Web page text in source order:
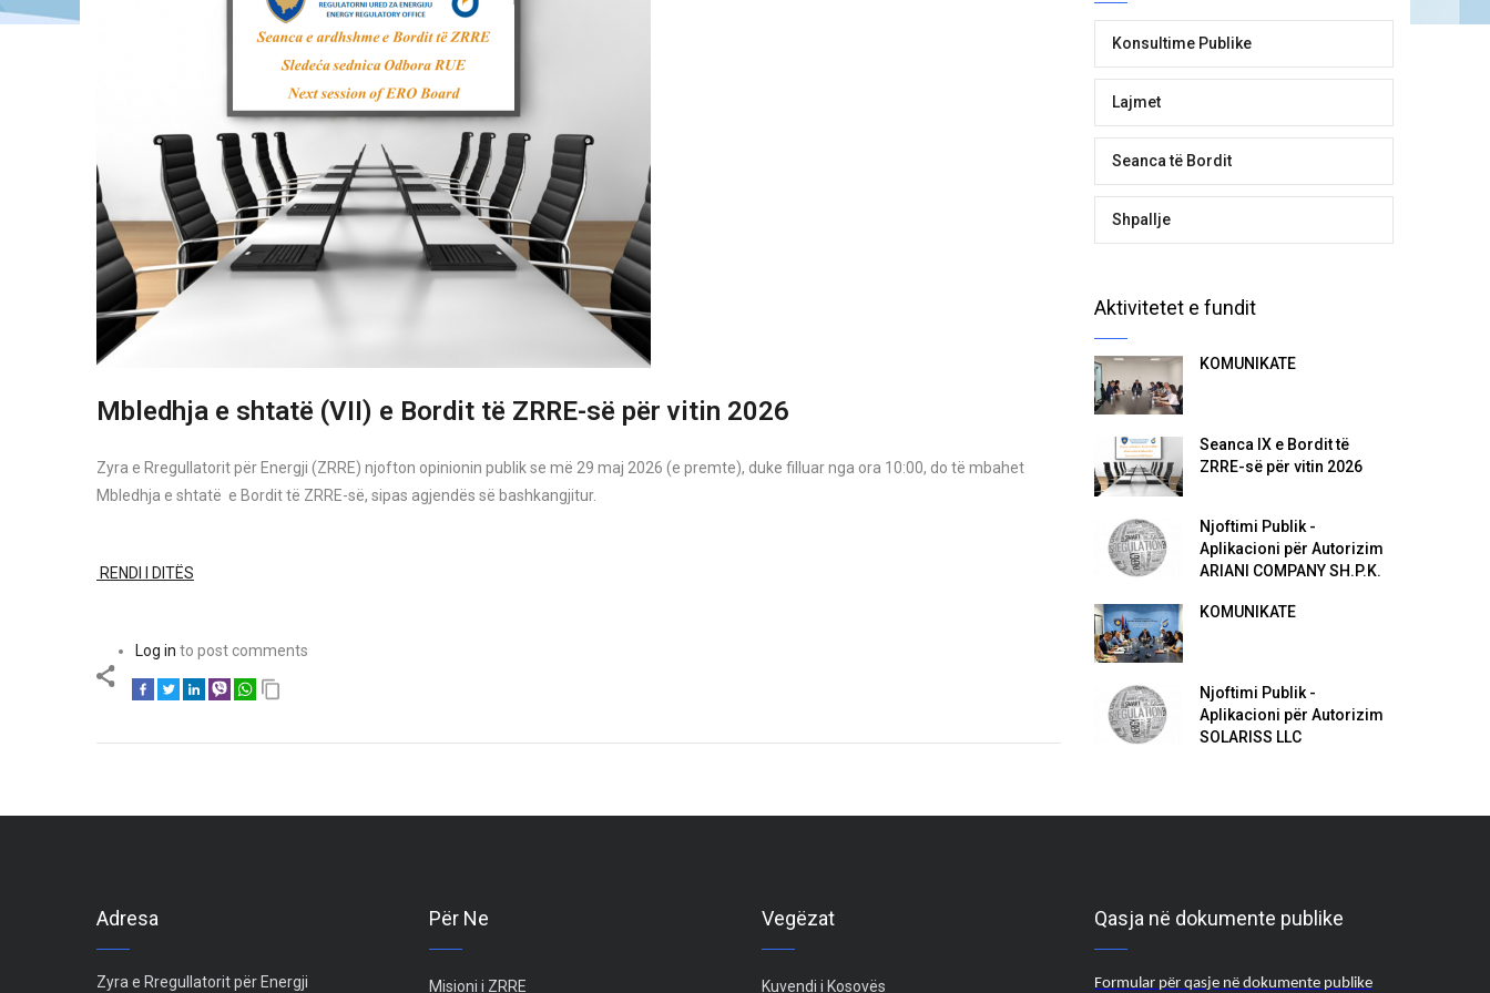
Mbledhja e shtatë (VII) e Bordit të ZRRE-së për vitin 2026
Zyra e Rregullatorit për Energji (ZRRE) njofton opinionin publik se më 29 maj 2026 (e premte), duke filluar nga ora 10:00, do të mbahet
Mbledhja e shtatë e Bordit të ZRRE-së, sipas agjendës së bashkangjitur.
RENDI I DITËS
Log in to post comments
Konsultime Publike
Lajmet
Seanca të Bordit
Shpallje
Aktivitetet e fundit
KOMUNIKATË
Seanca IX e Bordit të
ZRRE-së për vitin 2026
Njoftimi Publik -
Aplikacioni për Autorizim
ARIANI COMPANY SH.P.K.
KOMUNIKATË
Njoftimi Publik -
Aplikacioni për Autorizim
SOLARISS LLC
Adresa
Zyra e Rregullatorit për Energji
Për Ne
Misioni i ZRRE
Vegëzat
Kuvendi i Kosovës
Qasja në dokumente publike
Formular për qasje në dokumente publike